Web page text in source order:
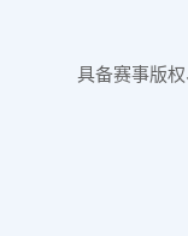
具备赛事版